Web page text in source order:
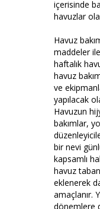
içerisinde
havuzlar
Havuz
maddeler ile
haftalık
havuz
ve
yapılacak
Havuzun
bakımlar,
bir nevi
kapsamlı
havuz
eklenerek
amaçlanır.
dönemlere